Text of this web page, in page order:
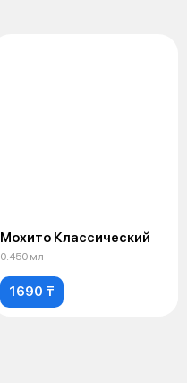
Мохито Классический
0.450 мл
1690 ₸